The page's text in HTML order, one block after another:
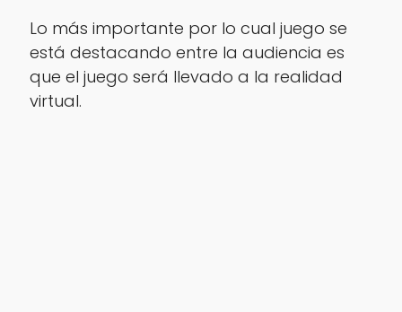
Lo más importante por lo cual juego se
está destacando entre la audiencia es
que el juego será llevado a la realidad
virtual.